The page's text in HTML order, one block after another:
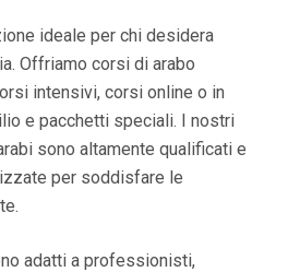
ideale per chi desidera
Offriamo corsi di arabo
intensivi, corsi online o in
e pacchetti speciali. I nostri
sono altamente qualificati e
per soddisfare le
adatti a professionisti,